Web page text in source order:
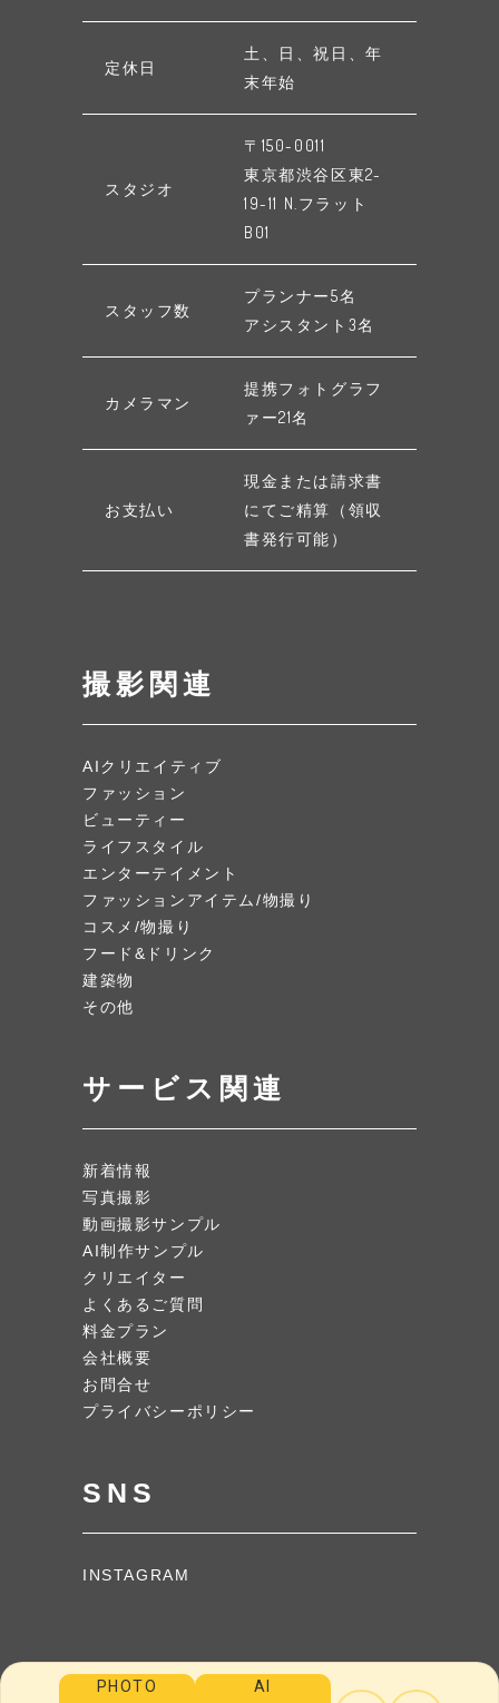
撮影関連
AIクリエイティブ
ファッション
ビューティー
ライフスタイル
エンターテイメント
ファッションアイテム/物撮り
コスメ/物撮り
フード&ドリンク
建築物
その他
サービス関連
新着情報
写真撮影
動画撮影サンプル
AI制作サンプル
クリエイター
よくあるご質問
料金プラン
会社概要
お問合せ
プライバシーポリシー
SNS
INSTAGRAM
PHOTO AI
定休日
土、日、祝日、年
末年始
スタジオ
〒150-0011
東京都渋谷区東2-
19-11 N.フラット
B01
スタッフ数
プランナー5名
アシスタント3名
カメラマン
提携フォトグラフ
ァー21名
お支払い
現金または請求書
にてご精算（領収
書発行可能）